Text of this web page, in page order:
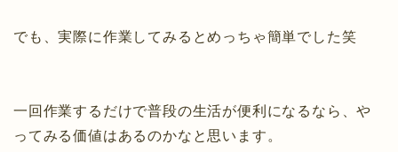
でも、実際に作業してみるとめっちゃ簡単でした笑
一回作業するだけで普段の生活が便利になるなら、や
ってみる価値はあるのかなと思います。